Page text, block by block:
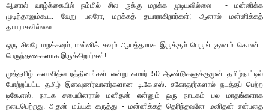
ஆனால் வாழ்க்கையில் நம்மில் சில ருக்கு மறக்க முடியவில்லை - மன்னிக்க
முடிந்தாலும்கூட. வேறு பலரோ, மறக்கத் தயாராகிறார்கள்; ஆனால் மன்னிக்கத்
தயாராகவில்லை.
ஒரு சிலரே மறக்கவும், மன்னிக் கவும் ஆயத்தமாக இருக்கும் பெருங் குணம் கொண்ட
பெருந்தகைகளாக இருக்கிறார்கள்!
முத்தமிழ் கலாவித்வ ரத்தினங்கள் என்று சுமார் 50 ஆண்டுகளுக்குமுன் தமிழ்நாட்டில்
போற்றப்பட்ட தமிழ் இனவுணர்வாளர்களான டி.கே.எஸ். சகோதரர்களால் நடத்தப் பெற்ற
டிகே.எஸ். நாடக சபையினரால் மனிதன் என்னும் ஒரு நாடகம் பல மாதங்களாக
நடைபெற்றது. அதன் மய்யக் கருத்து - மன்னிக்கத் தெரிந்தவனே மனிதன் என்பதை